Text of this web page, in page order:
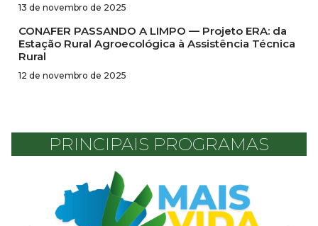
13 de novembro de 2025
CONAFER PASSANDO A LIMPO — Projeto ERA: da
Estação Rural Agroecológica à Assistência Técnica
Rural
12 de novembro de 2025
PRINCIPAIS PROGRAMAS